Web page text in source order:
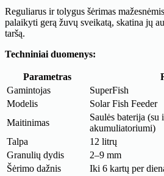
Reguliarus ir tolygus šėrimas
palaikyti gerą žuvų sveikatą, skatina jų
taršą.
Techniniai duomenys:
Parametras
Gamintojas
SuperFish
Modelis
Solar Fish Feeder
Maitinimas
Saulės baterija (su
akumuliatoriumi)
Talpa
12 litrų
Granulių dydis
2–9 mm
Šėrimo dažnis
Iki 6 kartų per